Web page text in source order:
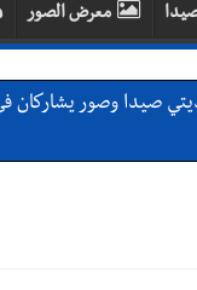
معرض الصور
صيدا وصور يشاركان